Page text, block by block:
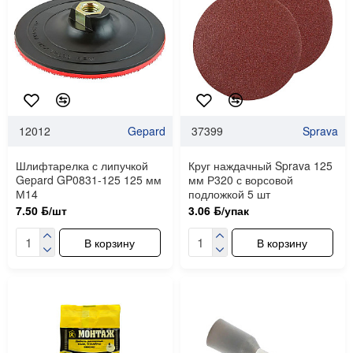
12012 Gepard
Шлифтарелка с липучкой
Gepard GP0831-125 125 мм
М14
7.50 ƃ/шт
В корзину
37399 Sprava
Круг наждачный Sprava 125
мм Р320 с ворсовой
подложкой 5 шт
3.06 ƃ/упак
В корзину